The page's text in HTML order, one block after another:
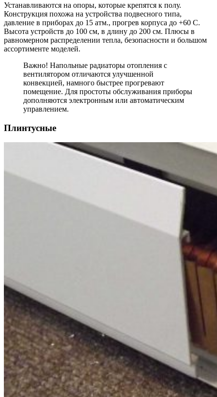
Устанавливаются на опоры, которые крепятся к полу.
Конструкция похожа на устройства подвесного типа,
давление в приборах до 15 атм., прогрев корпуса до +60 С.
Высота устройств до 100 см, в длину до 200 см. Плюсы в
равномерном распределении тепла, безопасности и большом
ассортименте моделей.
Важно! Напольные радиаторы отопления с
вентилятором отличаются улучшенной
конвекцией, намного быстрее прогревают
помещение. Для простоты обслуживания приборы
дополняются электронным или автоматическим
управлением.
Плинтусные